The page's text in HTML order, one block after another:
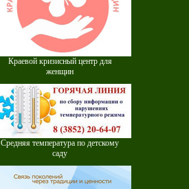
Краевой кризисный центр для
женщин
Средняя температура по детскому
саду